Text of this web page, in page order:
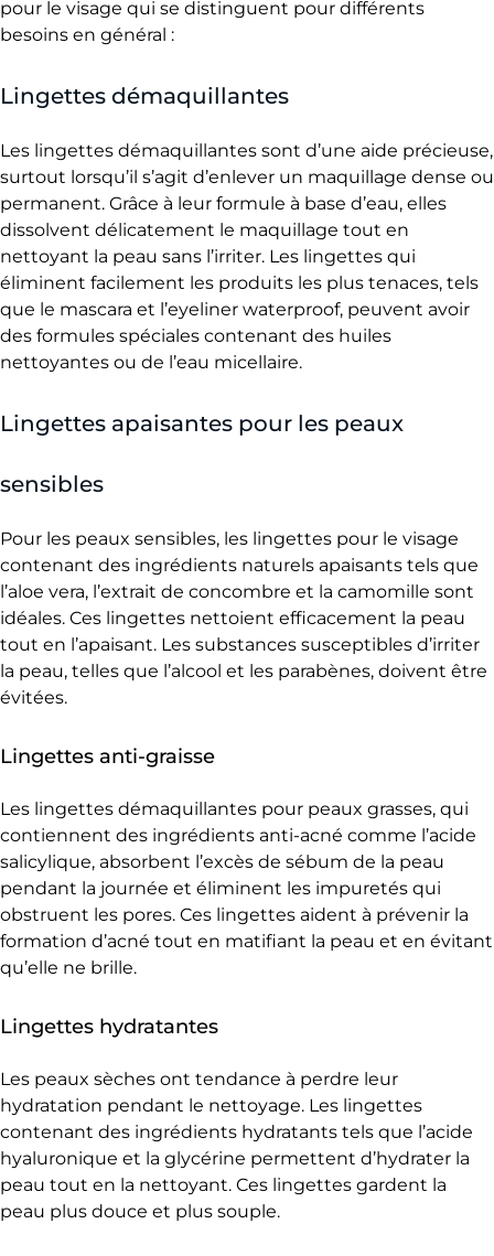
pour le visage qui se distinguent pour différents
besoins en général :
Lingettes démaquillantes
Les lingettes démaquillantes sont d’une aide précieuse,
surtout lorsqu’il s’agit d’enlever un maquillage dense ou
permanent. Grâce à leur formule à base d’eau, elles
dissolvent délicatement le maquillage tout en
nettoyant la peau sans l’irriter. Les lingettes qui
éliminent facilement les produits les plus tenaces, tels
que le mascara et l’eyeliner waterproof, peuvent avoir
des formules spéciales contenant des huiles
nettoyantes ou de l’eau micellaire.
Lingettes apaisantes pour les peaux
sensibles
Pour les peaux sensibles, les lingettes pour le visage
contenant des ingrédients naturels apaisants tels que
l’aloe vera, l’extrait de concombre et la camomille sont
idéales. Ces lingettes nettoient efficacement la peau
tout en l’apaisant. Les substances susceptibles d’irriter
la peau, telles que l’alcool et les parabènes, doivent être
évitées.
Lingettes anti-graisse
Les lingettes démaquillantes pour peaux grasses, qui
contiennent des ingrédients anti-acné comme l’acide
salicylique, absorbent l’excès de sébum de la peau
pendant la journée et éliminent les impuretés qui
obstruent les pores. Ces lingettes aident à prévenir la
formation d’acné tout en matifiant la peau et en évitant
qu’elle ne brille.
Lingettes hydratantes
Les peaux sèches ont tendance à perdre leur
hydratation pendant le nettoyage. Les lingettes
contenant des ingrédients hydratants tels que l’acide
hyaluronique et la glycérine permettent d’hydrater la
peau tout en la nettoyant. Ces lingettes gardent la
peau plus douce et plus souple.